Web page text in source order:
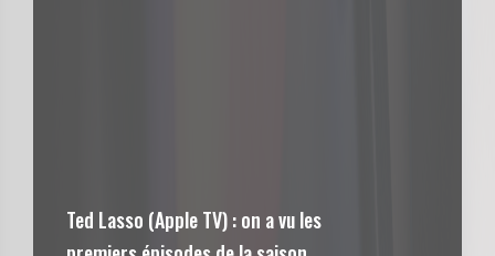
Ted Lasso (Apple TV) : on a vu les